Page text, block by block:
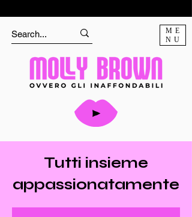
ME
NU
Tutti insieme
appassionatamente